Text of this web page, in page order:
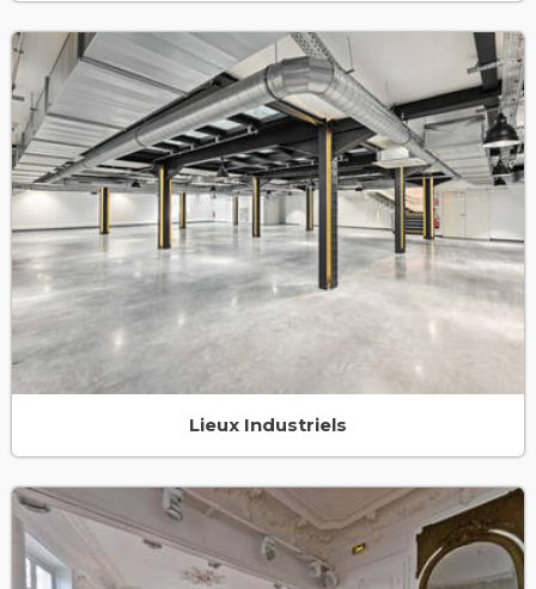
Lieux Industriels